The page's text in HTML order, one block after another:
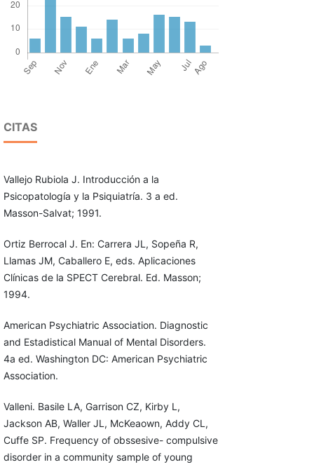
CITAS
Vallejo Rubiola J. Introducción a la
Psicopatología y la Psiquiatría. 3 a ed.
Masson-Salvat; 1991.
Ortiz Berrocal J. En: Carrera JL, Sopeña R,
Llamas JM, Caballero E, eds. Aplicaciones
Clínicas de la SPECT Cerebral. Ed. Masson;
1994.
American Psychiatric Association. Diagnostic
and Estadistical Manual of Mental Disorders.
4a ed. Washington DC: American Psychiatric
Association.
Valleni. Basile LA, Garrison CZ, Kirby L,
Jackson AB, Waller JL, McKeaown, Addy CL,
Cuffe SP. Frequency of obssesive- compulsive
disorder in a community sample of young